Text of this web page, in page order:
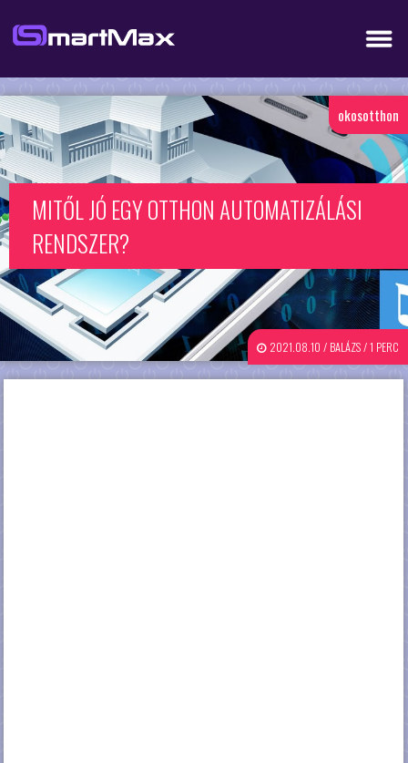
MITŐL JÓ EGY OTTHON AUTOMATIZÁLÁSI
RENDSZER?
okosotthon
2021.08.10 / BALÁZS / 1 PERC